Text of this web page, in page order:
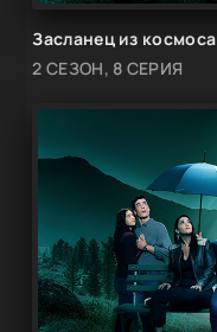
Засланец из космоса
2 СЕЗОН, 8 СЕРИЯ